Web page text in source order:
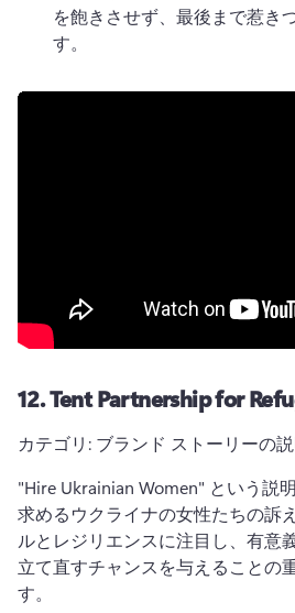
を飽きさせず、最後まで惹き
す。
12.Tent Partnership for
カテゴリ: ブランド ストーリーの
"Hire Ukrainian Women" という説
求めるウクライナの女性たちの訴え
ルとレジリエンスに注目し、有意
立て直すチャンスを与えることの
す。